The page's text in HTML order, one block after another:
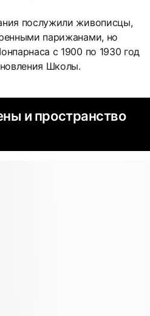
послужили живописцы,
парижанами, но
с 1900 по 1930 год
Школы.
и пространство